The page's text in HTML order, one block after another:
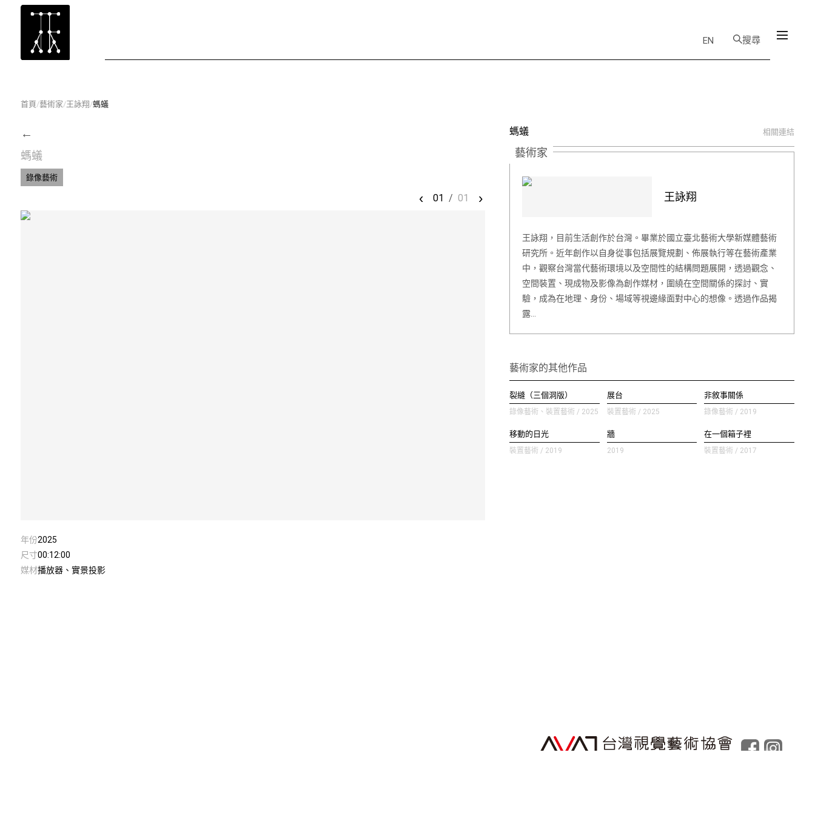
EN 搜尋
首頁/藝術家/王詠翔 /螞蟻
←
螞蟻
錄像藝術
‹ 01 / 01 ›
年份2025
尺寸00:12:00
媒材播放器、實景投影
螞蟻 相關連結
藝術家
王詠翔
王詠翔，目前生活創作於台灣。畢業於國立臺北藝術大學新媒體藝術
研究所。近年創作以自身從事包括展覽規劃、佈展執行等在藝術產業
中，觀察台灣當代藝術環境以及空間性的結構問題展開，透過觀念、
空間裝置、現成物及影像為創作媒材，圍繞在空間關係的探討、實
驗，成為在地理、身份、場域等視邊緣面對中心的想像。透過作品揭
露…
藝術家的其他作品
裂縫（三個洞版）
錄像藝術、裝置藝術 / 2025
展台
裝置藝術 / 2025
非敘事關係
錄像藝術 / 2019
移動的日光
裝置藝術 / 2019
牆
2019
在一個箱子裡
裝置藝術 / 2017